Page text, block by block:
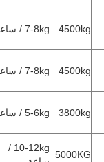
4500kg 7-8kg / ساعة
4500kg 7-8kg / ساعة
3800kg 5-6kg / ساعة
5000KG
10-12kg /